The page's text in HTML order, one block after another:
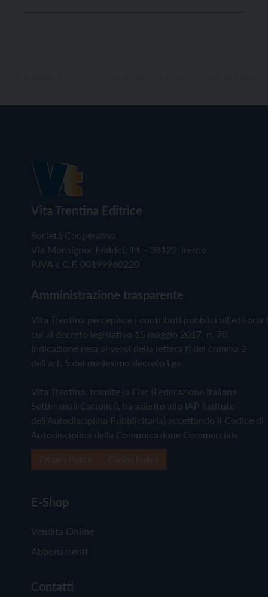
Vita Trentina Editrice
Società Cooperativa
Via Monsignor Endrici, 14 – 38122 Trento
P.IVA e C.F. 00199960220
Amministrazione trasparente
Vita Trentina percepisce i contributi pubblici all'editoria
cui al decreto legislativo 15 maggio 2017, n. 70.
Indicazione resa ai sensi della lettera f) del comma 2
dell'art. 5 del medesimo decreto Lgs.
Vita Trentina, tramite la Fisc (Federazione Italiana
Settimanali Cattolici), ha aderito allo IAP (Istituto
dell'Autodisciplina Pubblicitaria) accettando il Codice di
Autodisciplina della Comunicazione Commerciale
E-Shop
Vendita Online
Abbonamenti
Contatti